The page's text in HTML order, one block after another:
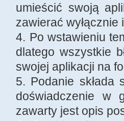
umieścić swoją
zawierać
4. Po wstawieniu
dlatego wszystkie
swojej aplikacji na
5. Podanie składa
doświadczenie w
zawarty jest opis